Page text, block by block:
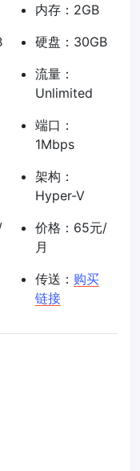
内存：2GB
硬盘：30GB
流量：
Unlimited
端口：
1Mbps
架构：
Hyper-V
价格：65元/
月
传送： 购买
链接